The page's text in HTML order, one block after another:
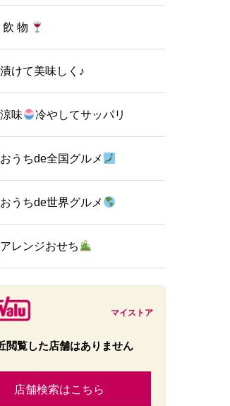
飲 物
漬けて美味しく♪
涼味 冷やしてサッパリ
おうちde全国グルメ
おうちde世界グルメ
アレンジおせち
マイストア
閲覧した店舗はありません
店舗検索はこちら